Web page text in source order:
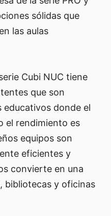
sólidas que
las aulas
Cubi NUC tiene
que son
donde el
el rendimiento es
equipos son
eficientes y
convierte en una
bibliotecas y oficinas